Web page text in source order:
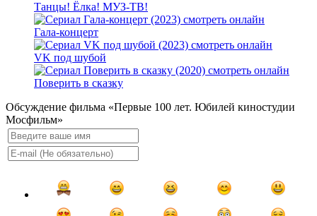
Танцы! Ёлка! МУЗ-ТВ!
Гала-концерт
VK под шубой
Поверить в сказку
Обсуждение фильма «Первые 100 лет. Юбилей киностудии
Мосфильм»